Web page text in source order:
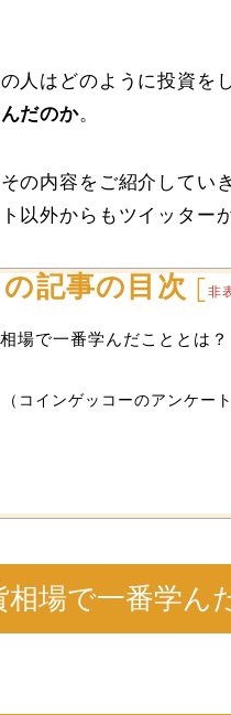
人はどのように投資を
だのか。
の内容をご紹介してい
以外からもツイッター
記事の目次 [非
場で一番学んだこととは？
コインゲッコーのアンケート
相場で一番学ん